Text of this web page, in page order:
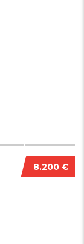
8.200 €